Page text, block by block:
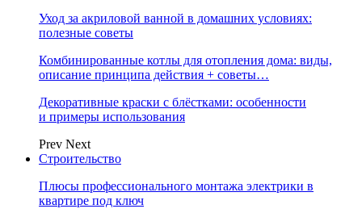
Уход за акриловой ванной в домашних условиях:
полезные советы
Комбинированные котлы для отопления дома: виды,
описание принципа действия + советы…
Декоративные краски с блёстками: особенности
и примеры использования
Prev Next
Строительство
Плюсы профессионального монтажа электрики в
квартире под ключ